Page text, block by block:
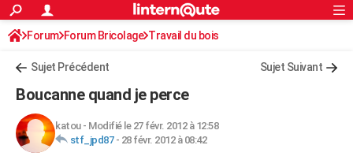
ACTUALITÉS
Politique
Société
Faits Divers
Education
Monde
Villes
+
FINANCE
Retraite
Impôts
Epargne
Immobilier
Risques naturels par ville
Banque
Assurance
Crédit
AUTO
S'inscrire
Connexion
Forum Forum Bricolage Travail du bois
Sujet Précédent Sujet Suivant
Boucanne quand je perce
katou- Modifié le 27 févr. 2012 à 12:58
stf_jpd87- 28 févr. 2012 à 08:42